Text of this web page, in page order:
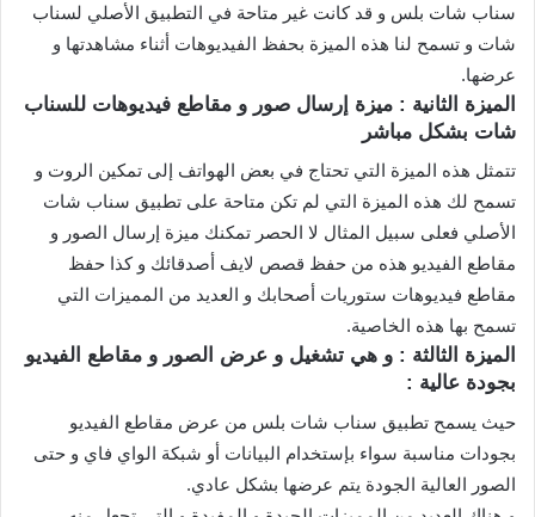
سناب شات بلس و قد كانت غير متاحة في التطبيق الأصلي لسناب
شات و تسمح لنا هذه الميزة بحفظ الفيديوهات أثناء مشاهدتها و
عرضها.
الميزة الثانية : ميزة إرسال صور و مقاطع فيديوهات للسناب
شات بشكل مباشر
تتمثل هذه الميزة التي تحتاج في بعض الهواتف إلى تمكين الروت و
تسمح لك هذه الميزة التي لم تكن متاحة على تطبيق سناب شات
الأصلي فعلى سبيل المثال لا الحصر تمكنك ميزة إرسال الصور و
مقاطع الفيديو هذه من حفظ قصص لايف أصدقائك و كذا حفظ
مقاطع فيديوهات ستوريات أصحابك و العديد من المميزات التي
تسمح بها هذه الخاصية.
الميزة الثالثة : و هي تشغيل و عرض الصور و مقاطع الفيديو
بجودة عالية :
حيث يسمح تطبيق سناب شات بلس من عرض مقاطع الفيديو
بجودات مناسبة سواء بإستخدام البيانات أو شبكة الواي فاي و حتى
الصور العالية الجودة يتم عرضها بشكل عادي.